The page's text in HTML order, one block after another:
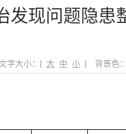
发现问题隐患
字大小：[ 大 中 小 ] 背景色：